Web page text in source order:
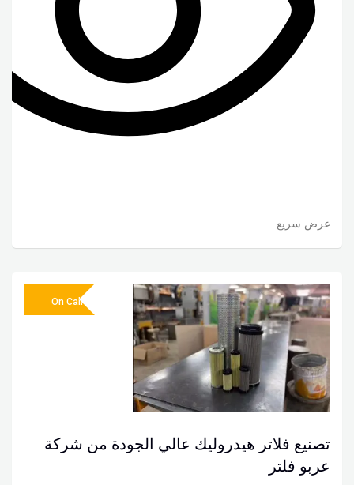
عرض سريع
تصنيع فلاتر هيدروليك عالي الجودة من شركة
عربو فلتر
On Call